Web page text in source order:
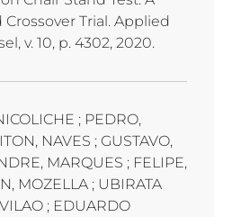
Trial. Applied
v. 10, p. 4302, 2020.
; PEDRO,
NAVES ; GUSTAVO,
MARQUES ; FELIPE,
MOZELLA ; UBIRATA
; EDUARDO